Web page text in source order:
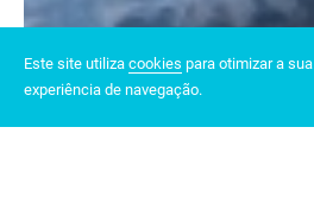
Este site utiliza cookies para otimizar a sua
experiência de navegação.